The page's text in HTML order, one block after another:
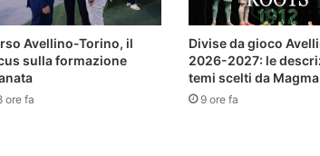
Avellino-Torino, il
sulla formazione
ore fa
Divise da gioco
2026-2027: le
temi scelti da Magma
9 ore fa